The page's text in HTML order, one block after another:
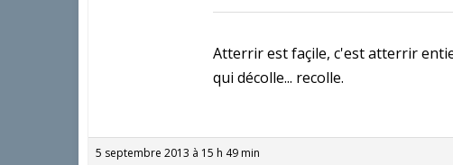
Atterrir est façile, c'est atterrir
qui décolle... recolle.
5 septembre 2013 à 15 h 49 min